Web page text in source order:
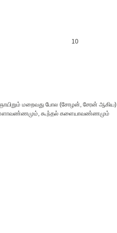
10
மறைவது போல (சோழன், சேரன் ஆகிய)
கூந்தல் களையாவண்ணமும்